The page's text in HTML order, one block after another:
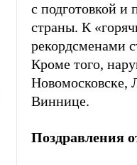
с подготовкой и
страны. К
рекордсменами
Кроме того,
Новомосковске,
Виннице.
Поздравления